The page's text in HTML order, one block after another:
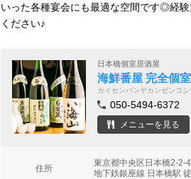
いった各種宴会にも最適な空間です◎経
ください♪
日本橋個室居酒屋
海鮮番屋 完全個
カイセンバンヤカンゼンコ
050-5494-6372
メニューを見る
住所
東京都中央区日本橋2-
地下鉄銀座線 日本橋駅